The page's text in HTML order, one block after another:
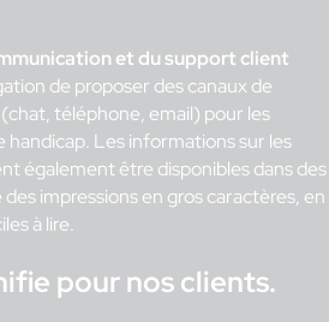
et du support client
de proposer des canaux de
téléphone, email) pour les
handicap. Les informations sur les
également être disponibles dans des
impressions en gros caractères, en
à lire.
pour nos clients.